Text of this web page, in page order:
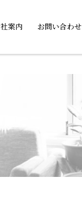
案内 お問い合わせ